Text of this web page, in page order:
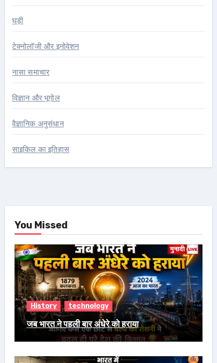
घड़ी
टेक्नोलॉजी और इनोवेशन
नासा समाचार
विज्ञान और भूगोल
वैज्ञानिक अनुसंधान
साइकिल का इतिहास
You Missed
History technology
जब भारत ने पहली बार अंधेरे को हराया